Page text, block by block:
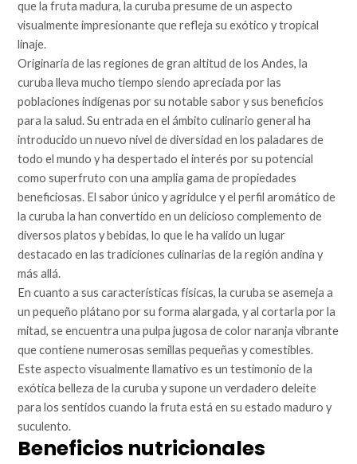
que la fruta madura, la curuba presume de un aspecto
visualmente impresionante que refleja su exótico y tropical
linaje.
Originaria de las regiones de gran altitud de los Andes, la
curuba lleva mucho tiempo siendo apreciada por las
poblaciones indígenas por su notable sabor y sus beneficios
para la salud. Su entrada en el ámbito culinario general ha
introducido un nuevo nivel de diversidad en los paladares de
todo el mundo y ha despertado el interés por su potencial
como superfruto con una amplia gama de propiedades
beneficiosas. El sabor único y agridulce y el perfil aromático de
la curuba la han convertido en un delicioso complemento de
diversos platos y bebidas, lo que le ha valido un lugar
destacado en las tradiciones culinarias de la región andina y
más allá.
En cuanto a sus características físicas, la curuba se asemeja a
un pequeño plátano por su forma alargada, y al cortarla por la
mitad, se encuentra una pulpa jugosa de color naranja vibrante
que contiene numerosas semillas pequeñas y comestibles.
Este aspecto visualmente llamativo es un testimonio de la
exótica belleza de la curuba y supone un verdadero deleite
para los sentidos cuando la fruta está en su estado maduro y
suculento.
Beneficios nutricionales